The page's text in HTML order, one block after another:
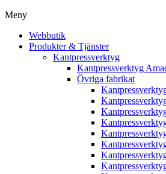
Meny
Webbutik
Produkter & Tjänster
Kantpressverktyg
Kantpressverktyg
Övriga fabrikat